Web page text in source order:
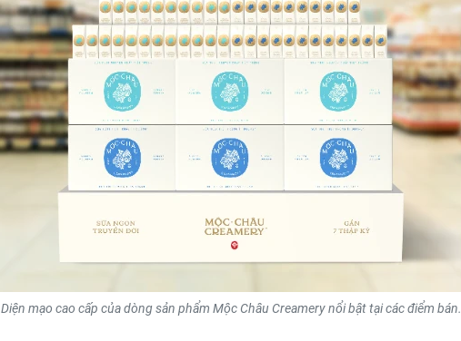
Diện mạo cao cấp của dòng sản phẩm Mộc Châu Creamery nổi bật tại các điểm bán.